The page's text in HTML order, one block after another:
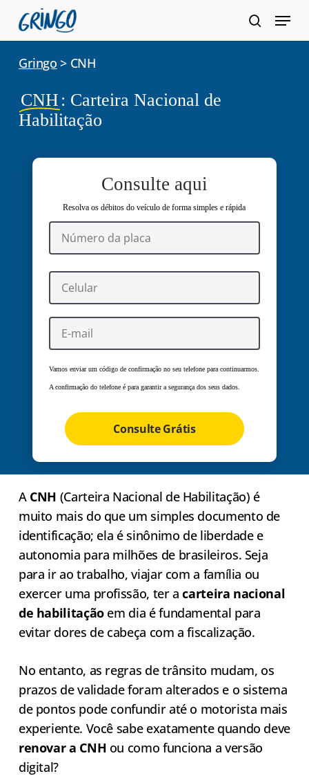
Pular
para
conteúdo
Menu
Gringo > CNH
CNH : Carteira Nacional de
Habilitação
Consulte aqui
Resolva os débitos do veículo de forma simples e rápida
Vamos enviar um código de confirmação no seu telefone para continuarmos.
A confirmação do telefone é para garantir a segurança dos seus dados.
Consulte Grátis
A CNH (Carteira Nacional de Habilitação) é
muito mais do que um simples documento de
identificação; ela é sinônimo de liberdade e
autonomia para milhões de brasileiros. Seja
para ir ao trabalho, viajar com a família ou
exercer uma profissão, ter acarteira nacional
de habilitaçãoem dia é fundamental para
evitar dores de cabeça com a fiscalização.
No entanto, as regras de trânsito mudam, os
prazos de validade foram alterados e o sistema
de pontos pode confundir até o motorista mais
experiente. Você sabe exatamente quando deve
renovar a CNH ou como funciona a versão
digital?